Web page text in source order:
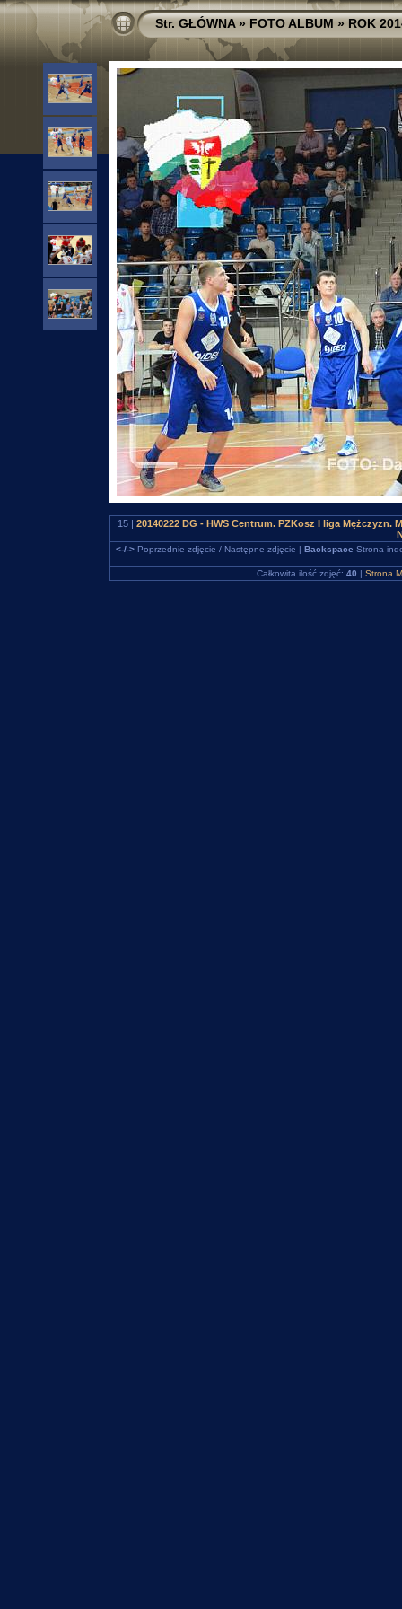
Str. GŁÓWNA»FOTO ALBUM»ROK
15 | 20140222 DG - HWS Centrum. PZKosz I liga
<-/->Poprzednie zdjęcie / Następne zdjęcie | Backspace Strona
Całkowita ilość zdjęć: 40 | Strona